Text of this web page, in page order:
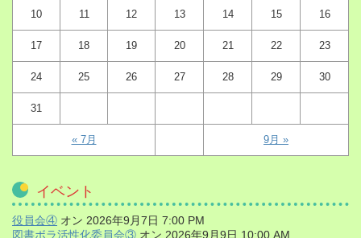
10 11 12 13 14 15 16
17 18 19 20 21 22 23
24 25 26 27 28 29 30
31
« 7月 9月 »
イベント
役員会④ オン 2026年9月7日 7:00 PM
図書ボラ活性化委員会③ オン 2026年9月9日 10:00 AM